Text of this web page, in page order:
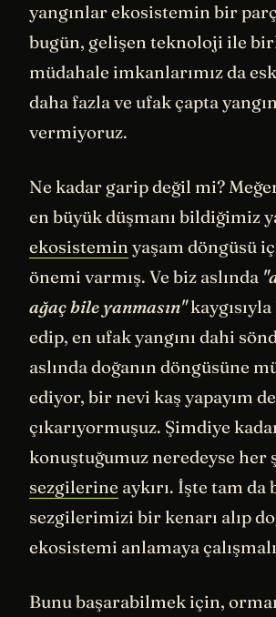
yangınlar ekosistemin bir
bugün, gelişen teknoloji ile
müdahale imkanlarımız da
daha fazla ve ufak çapta
vermiyoruz.
Ne kadar garip değil mi?
en büyük düşmanı bildiğimiz
ekosistemin yaşam döngüsü
önemi varmış. Ve biz aslında
ağaç bile yanmasın"
edip, en ufak yangını dahi
aslında doğanın döngüsüne
ediyor, bir nevi kaş yapayım
çıkarıyormuşuz. Şimdiye
konuştuğumuz neredeyse her
sezgilerine aykırı. İşte tam da
sezgilerimizi bir kenarı alıp
ekosistemi anlamaya
Bunu başarabilmek için,